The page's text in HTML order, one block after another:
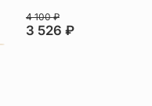
ангел,все пришло быстро
3 526 ₽
4 100₽